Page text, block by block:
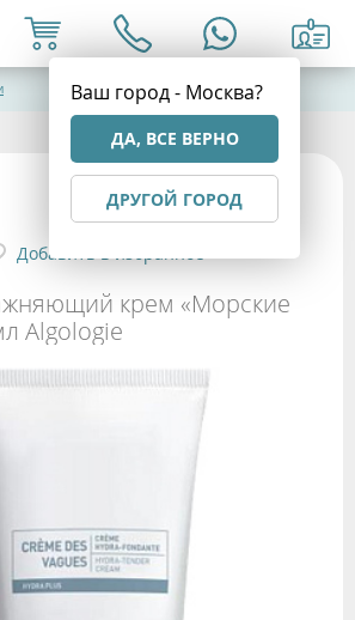
Ваш город - Москва?
ДА, ВСЕ ВЕРНО
ДРУГОЙ ГОРОД
крем «Морские
Algologie
Добавить в избранное